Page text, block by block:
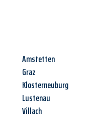
Amstetten
Graz
Klosterneuburg
Lustenau
Villach